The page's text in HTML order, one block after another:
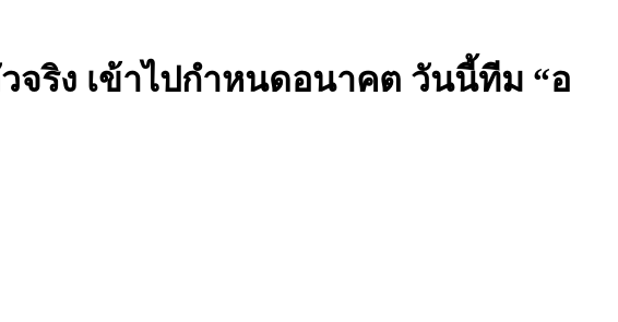
ริง เข้าไปกำหนดอนาคต วันนี้ทีม “อ